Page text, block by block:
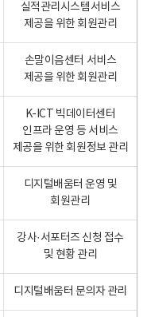
실적관리시스템서비스
제공을 위한 회원관리
손말이음센터 서비스
제공을 위한 회원관리
K-ICT 빅데이터센터
인프라 운영 등 서비스
제공을 위한 회원정보 관리
디지털배움터 운영 및
회원관리
강사·서포터즈 신청 접수
및 현황 관리
디지털배움터 문의자 관리